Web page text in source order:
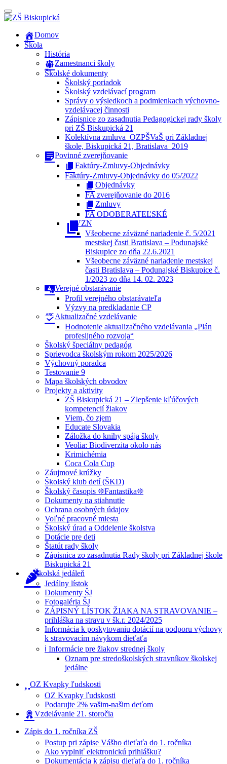
Prepínateľná
navigácia
Prejsť
Domov
Škola
História
Zamestnanci školy
Školské dokumenty
Školský poriadok
Školský vzdelávací program
Správy o výsledkoch a podmienkach výchovno-
vzdelávacej činnosti
Zápisnice zo zasadnutia Pedagogickej rady školy
pri ZŠ Biskupická 21
Kolektívna zmluva_OZPŠVaŠ pri Základnej
škole, Biskupická 21, Bratislava_2019
Povinné zverejňovanie
Faktúry-Zmluvy-Objednávky
Faktúry-Zmluvy-Objednávky do 05/2022
Objednávky
FA zverejňovanie do 2016
Zmluvy
FA ODOBERATEĽSKÉ
VZN
Všeobecne záväzné nariadenie č. 5/2021
mestskej časti Bratislava – Podunajské
Biskupice zo dňa 22.6.2021
Všeobecne záväzné nariadenie mestskej
časti Bratislava – Podunajské Biskupice č.
1/2023 zo dňa 14. 02. 2023
Verejné obstarávanie
Profil verejného obstarávateľa
Výzvy na predkladanie CP
Aktualizačné vzdelávanie
Hodnotenie aktualizačného vzdelávania „Plán
profesijného rozvoja“
Školský špeciálny pedagóg
Sprievodca školským rokom 2025/2026
Výchovný poradca
Testovanie 9
Mapa školských obvodov
Projekty a aktivity
ZŠ Biskupická 21 – Zlepšenie kľúčových
kompetencií žiakov
Viem, čo zjem
Educate Slovakia
Záložka do knihy spája školy
Veolia: Biodiverzita okolo nás
Krimichémia
Coca Cola Cup
Záujmové krúžky
Školský klub detí (ŠKD)
Školský časopis ❊Fantastika❊
Dokumenty na stiahnutie
Ochrana osobných údajov
Voľné pracovné miesta
Školský úrad a Oddelenie školstva
Dotácie pre deti
Štatút rady školy
Zápisnica zo zasadnutia Rady školy pri Základnej škole
Biskupická 21
Školská jedáleň
Jedálny lístok
Dokumenty ŠJ
Fotogaléria ŠJ
ZÁPISNÝ LÍSTOK ŽIAKA NA STRAVOVANIE –
prihláška na stravu v šk.r. 2024/2025
Informácia k poskytovaniu dotácií na podporu výchovy
k stravovacím návykom dieťaťa
ℹ️ Informácie pre žiakov strednej školy
Oznam pre stredoškolských stravníkov školskej
jedálne
OZ Kvapky ľudskosti
OZ Kvapky ľudskosti
Podarujte 2% vašim-našim deťom
Vzdelávanie 21. storočia
Zápis do 1. ročníka ZŠ
Postup pri zápise Vášho dieťaťa do 1. ročníka
Ako vyplniť elektronickú prihlášku?
Dokumentácia k zápisu dieťaťa do 1. ročníka